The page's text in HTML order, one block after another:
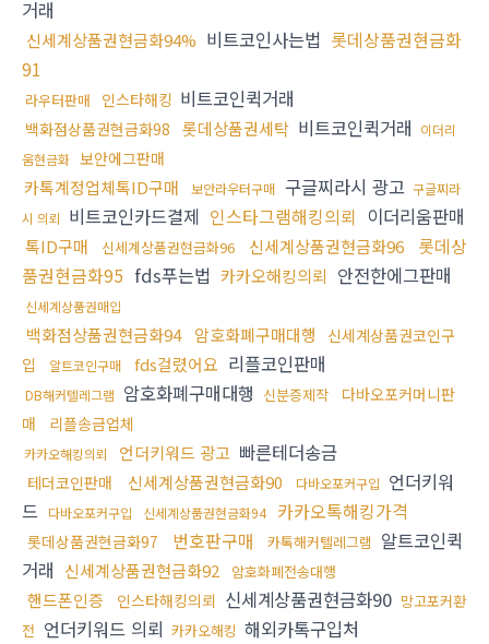
거래
신세계상품권현금화94% 비트코인사는법 롯데상품권현금화
91
라우터판매 인스타해킹 비트코인퀵거래
백화점상품권현금화98 롯데상품권세탁 비트코인퀵거래 이더리
움현금화 보안에그판매
카톡계정업체톡ID구매 보안라우터구매 구글찌라시 광고 구글찌라
시 의뢰 비트코인카드결제 인스타그램해킹의뢰 이더리움판매
톡ID구매 신세계상품권현금화96 신세계상품권현금화96
롯데상
품권현금화95 fds푸는법 카카오해킹의뢰 안전한에그판매
신세계상품권매입
백화점상품권현금화94 암호화폐구매대행
신세계상품권코인구
입
알트코인구매 fds걸렸어요 리플코인판매
DB해커텔레그램 암호화폐구매대행 신분증제작
다바오포커머니판
매
리플송금업체
카카오해킹의뢰 언더키워드 광고 빠른테더송금
테더코인판매 신세계상품권현금화90 다바오포커구입 언더키워
드 다바오포커구입 신세계상품권현금화94 카카오톡해킹가격
롯데상품권현금화97 번호판구매 카톡해커텔레그램 알트코인퀵
거래 신세계상품권현금화92 암호화폐전송대행
핸드폰인증 인스타해킹의뢰 신세계상품권현금화90 망고포커환
전 언더키워드 의뢰 카카오해킹 해외카톡구입처